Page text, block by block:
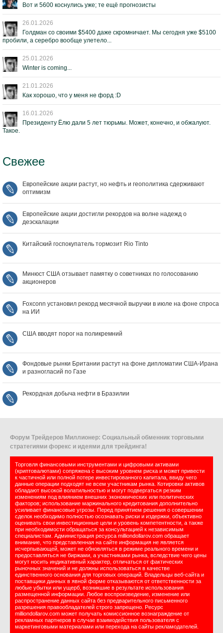
Вот и 5600 коснулись уже; те ещё прогнозисты
26.01.2026
Голдман со своими $5400 даже скромничает. Мы сегодня уже $5100
пробили, а серебро вообще улетело...
25.01.2026
Winter is coming...
21.01.2026
Как хорошо, что у меня не форд :D
16.01.2026
Президенту Ёлю дали 5 лет тюрьмы. Может, конечно, и обжалуют.
Такое.
Свежее
Европейские акции растут, но нефть и геополитика сдерживают
оптимизм
Европейские акции достигли рекордов на волне надежд о
деэскалации
Китайский госпокупатель тормозит Rio Tinto
Минюст США отзывает памятку о советниках по голосованию
акционеров
Foxconn установил рекорд месячной выручки в июле на фоне спроса
на ИИ
США вводят порог на поликремний
Фондовые рынки Британии растут на фоне дипломатии США‑Ирана
и разногласий по Газе
Рекордная добыча нефти в Бразилии
Форум Трейдеров Миллионер: Социальный обменник торговыми
стратегиями форекс и идеями для трейдинга!
Торговля финансовыми инструментами и цифровыми активами
(криптовалютами) сопряжена с высоким уровнем риска и может привести
к частичной или полной потере инвестированного капитала, ввиду чего
данные операции подходят не всем участникам рынка. Котировки активов
обладают высокой волатильностью и могут подвергаться резким
изменениям под влиянием внешних экономических или политических
факторов; использование маржинального кредитования дополнительно
усиливает финансовые угрозы. Перед принятием решения о совершении
сделок необходимо полностью осознавать риски и издержки, объективно
оценивать свои инвестиционные цели и уровень компетентности, а также
при необходимости обращаться за консультацией к независимым
специалистам. Администрация ресурса milliondollarov.com обращает
внимание, что представленная на сайте информация не является
исчерпывающей, может не обновляться в режиме реального времени и
предоставляться не биржами, а участниками рынка, вследствие чего цены
могут носить индикативный характер, отличаться от фактических
рыночных значений и не должны использоваться в качестве
единственного основания для торговых операций. Владельцы веб-сайта и
поставщики данных в явной форме отказываются от ответственности за
любые убытки или ущерб, возникшие в результате использования
размещенной информации. Любое воспроизведение, изменение или
распространение данных сайта без предварительного письменного
разрешения правообладателей строго запрещено. Ресурс
milliondollarov.com может получать комиссионное вознаграждение от
рекламных партнеров в случае взаимодействия пользователя с
маркетинговыми материалами или перехода на сайты рекламодателей.